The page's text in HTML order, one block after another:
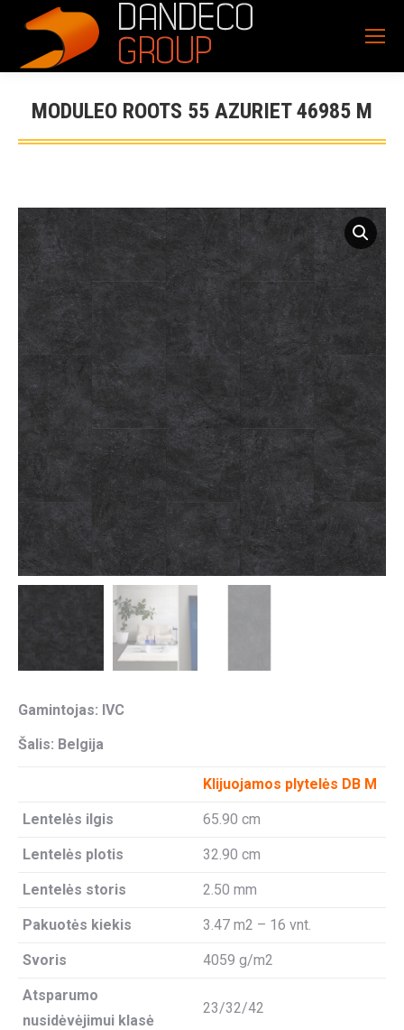
MODULEO ROOTS 55 AZURIET 46985 M
Gamintojas: IVC
Šalis: Belgija
Klijuojamos plytelės DB M
Lentelės ilgis 65.90 cm
Lentelės plotis 32.90 cm
Lentelės storis 2.50 mm
Pakuotės kiekis 3.47 m2 – 16 vnt.
Svoris 4059 g/m2
Atsparumo
nusidėvėjimui klasė
23/32/42